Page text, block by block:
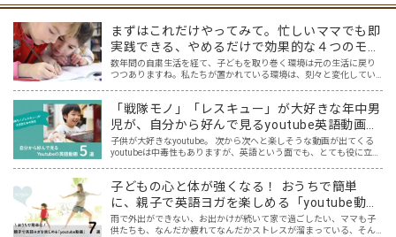
まずはこれだけやってみて。忙しいママでも即
実践できる、やめるだけで効果的な４つのモチ
ベーション対策
数年間の自粛生活を経て、子どもを取り巻く環境は元の生活に戻り
つつありますね。私たちが置かれている環境は、刻々と変化してい
「戦隊モノ」「レスキュー」が大好きな年中男
児が、自分から好んで見るyoutube英語動画５
選
子供が大好きなyoutube。 次から次へと楽しそうな動画が出てくる
youtubeは中毒性もありますが、英語という面でも、とても役に立つ
子どもの心と体が強くなる！ おうちで簡単
に、親子で英語ヨガを楽しめる「youtube動
画」７選
雨で外出ができない、お出かけが続いて家で過ごしたい、ママも子
供たちも、なんだか疲れてなんだかストレスが溜まっている、そん